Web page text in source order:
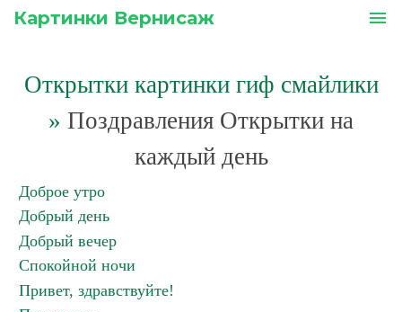
Картинки Вернисаж menu
Открытки картинки гиф смайлики
» Поздравления Открытки на
каждый день
Доброе утро
Добрый день
Добрый вечер
Спокойной ночи
Привет, здравствуйте!